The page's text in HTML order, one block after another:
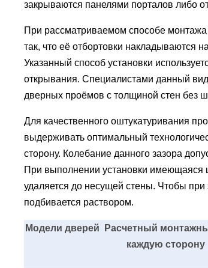
закрываются панелями порталов либо
При рассматриваемом способе монтажа
так, что её отбортовки накладываются
Указанный способ установки
открывания. Специалистами данный
дверных проёмов с толщиной стен без
Для качественного оштукатуривания
выдерживать оптимальный
сторону. Колебание данного зазора
При выполнении установки имеющаяся
удаляется до несущей стены. Чтобы
подбивается раствором.
Модели дверей
Расчетный
каждую